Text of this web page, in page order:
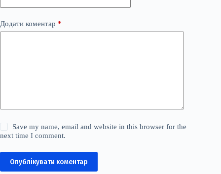
Додати коментар *
Save my name, email and website in this browser for the
next time I comment.
Опублікувати коментар